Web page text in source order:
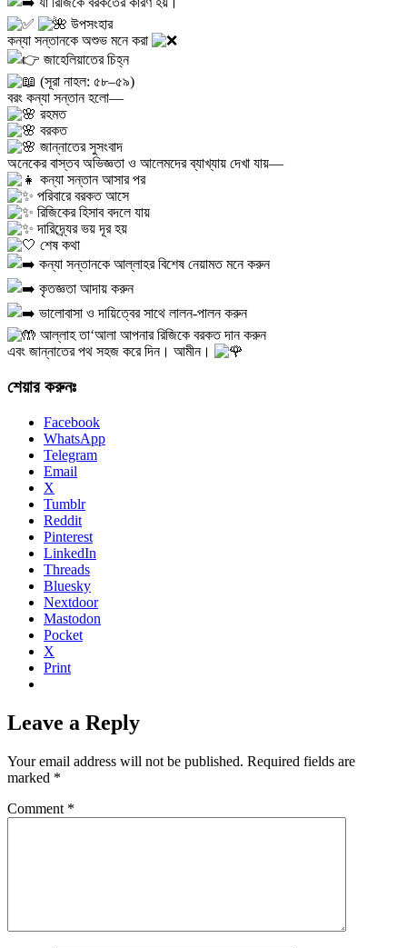
উপসংহার
কন্যা সন্তানকে অশুভ মনে করা
জাহেলিয়াতের চিহ্ন
(সূরা নাহল: ৫৮–৫৯)
বরং কন্যা সন্তান হলো—
রহমত
বরকত
জান্নাতের সুসংবাদ
অনেকের বাস্তব অভিজ্ঞতা ও আলেমদের ব্যাখ্যায় দেখা যায়—
কন্যা সন্তান আসার পর
পরিবারে বরকত আসে
রিজিকের হিসাব বদলে যায়
দারিদ্র্যের ভয় দূর হয়
শেষ কথা
কন্যা সন্তানকে আল্লাহর বিশেষ নেয়ামত মনে করুন
কৃতজ্ঞতা আদায় করুন
ভালোবাসা ও দায়িত্বের সাথে লালন-পালন করুন
আল্লাহ তা‘আলা আপনার রিজিকে বরকত দান করুন
এবং জান্নাতের পথ সহজ করে দিন। আমীন।
শেয়ার করুনঃ
Facebook
WhatsApp
Telegram
Email
X
Tumblr
Reddit
Pinterest
LinkedIn
Threads
Bluesky
Nextdoor
Mastodon
Pocket
X
Print
Leave a Reply
Your email address will not be published. Required fields are
marked *
Comment *